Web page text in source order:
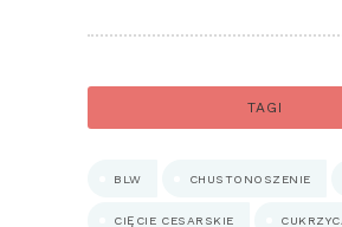
TAGI
BLW CHUSTONOSZENIE
CIĘCIE CESARSKIE